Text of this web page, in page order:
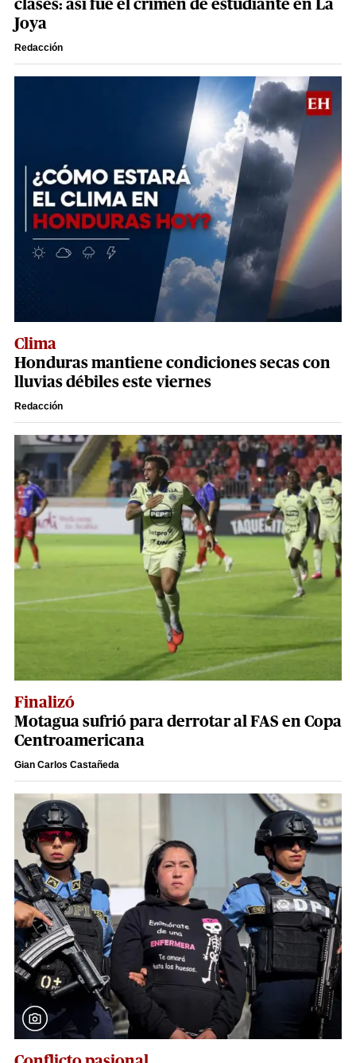
clases: así fue el crimen de estudiante en La
Joya
Redacción
Clima
Honduras mantiene condiciones secas con
lluvias débiles este viernes
Redacción
Finalizó
Motagua sufrió para derrotar al FAS en Copa
Centroamericana
Gian Carlos Castañeda